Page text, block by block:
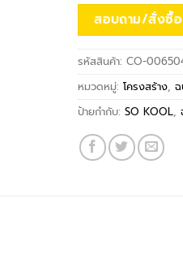
สอบถาม/สั่งซื้อ
รหัสสินค้า:CO-
หมวดหมู่:โครงสร้าง,
ป้ายกำกับ:SO KOOL,